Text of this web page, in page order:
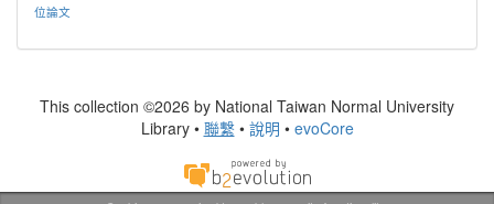
位論文
This collection ©2026 by National Taiwan Normal University
Library • 聯繫• 說明 • evoCore